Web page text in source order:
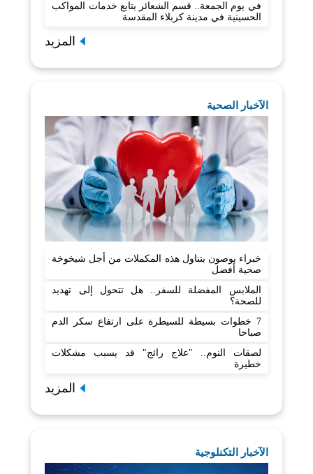
في يوم الجمعة.. قسم الشعائر يتابع خدمات المواكب
الحسينية في مدينة كربلاء المقدسة
المزيد
الآخبار الصحية
خبراء يوصون بتناول هذه المكملات من أجل شيخوخة
صحية أفضل
الملابس المفضلة للسفر.. هل تتحول إلى تهديد
للصحة؟
7 خطوات بسيطة للسيطرة على ارتفاع سكر الدم
صباحا
لصقات النوم.. "علاج رائج" قد يسبب مشكلات
خطيرة
المزيد
الآخبار التكنلوجية